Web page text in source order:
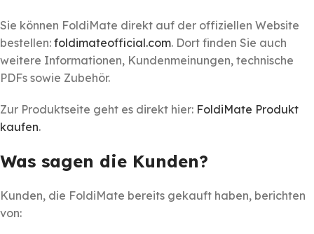
Sie können FoldiMate direkt auf der offiziellen Website
bestellen: foldimateofficial.com. Dort finden Sie auch
weitere Informationen, Kundenmeinungen, technische
PDFs sowie Zubehör.
Zur Produktseite geht es direkt hier: FoldiMate Produkt
kaufen.
Was sagen die Kunden?
Kunden, die FoldiMate bereits gekauft haben, berichten
von: